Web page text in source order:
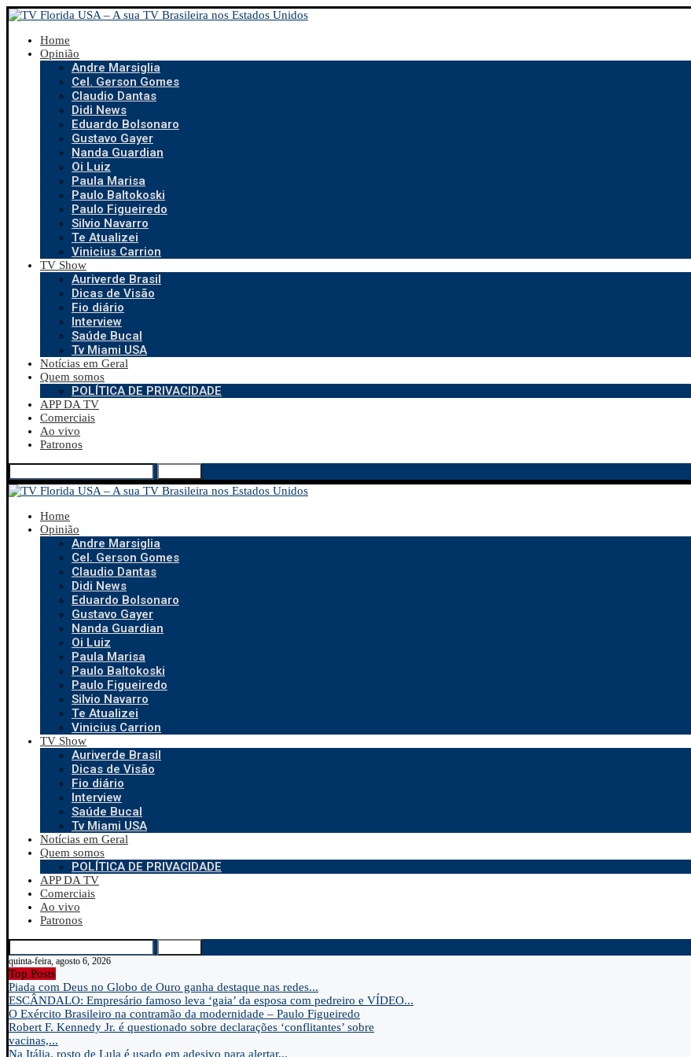
Home
Opinião
Andre Marsiglia
Cel. Gerson Gomes
Claudio Dantas
Didi News
Eduardo Bolsonaro
Gustavo Gayer
Nanda Guardian
Oi Luiz
Paula Marisa
Paulo Baltokoski
Paulo Figueiredo
Silvio Navarro
Te Atualizei
Vinicius Carrion
TV Show
Auriverde Brasil
Dicas de Visão
Fio diário
Interview
Saúde Bucal
Tv Miami USA
Notícias em Geral
Quem somos
POLÍTICA DE PRIVACIDADE
APP DA TV
Comerciais
Ao vivo
Patronos
Home
Opinião
Andre Marsiglia
Cel. Gerson Gomes
Claudio Dantas
Didi News
Eduardo Bolsonaro
Gustavo Gayer
Nanda Guardian
Oi Luiz
Paula Marisa
Paulo Baltokoski
Paulo Figueiredo
Silvio Navarro
Te Atualizei
Vinicius Carrion
TV Show
Auriverde Brasil
Dicas de Visão
Fio diário
Interview
Saúde Bucal
Tv Miami USA
Notícias em Geral
Quem somos
POLÍTICA DE PRIVACIDADE
APP DA TV
Comerciais
Ao vivo
Patronos
quinta-feira, agosto 6, 2026
Top Posts
Piada com Deus no Globo de Ouro ganha destaque nas redes...
ESCÂNDALO: Empresário famoso leva ‘gaia’ da esposa com pedreiro e VÍDEO...
O Exército Brasileiro na contramão da modernidade – Paulo Figueiredo
Robert F. Kennedy Jr. é questionado sobre declarações ‘conflitantes’ sobre
vacinas,...
Na Itália, rosto de Lula é usado em adesivo para alertar...